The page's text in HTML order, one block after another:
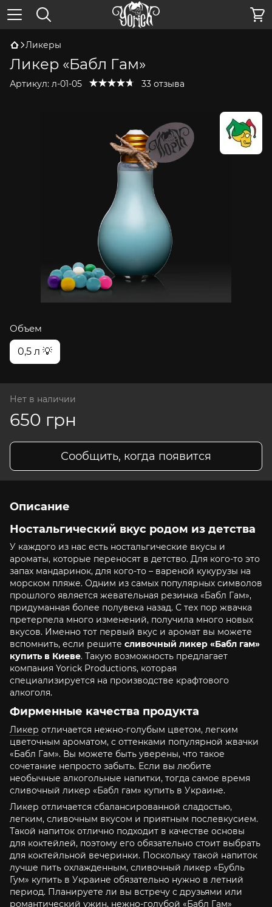
Ликеры
Ликер «Бабл Гам»
Артикул: л-01-05 33 отзыва
Объем
0,5 л 💡
Нет в наличии
650 грн
Сообщить, когда появится
Описание
Ностальгический вкус родом из детства
У каждого из нас есть ностальгические вкусы и
ароматы, которые переносят в детство. Для кого-то это
запах мандаринок, для кого-то – вареной кукурузы на
морском пляже. Одним из самых популярных символов
прошлого является жевательная резинка «Бабл Гам»,
придуманная более полувека назад. С тех пор жвачка
претерпела много изменений, получила много новых
вкусов. Именно тот первый вкус и аромат вы можете
вспомнить, если решите сливочный ликер «Бабл гам»
купить в Киеве. Такую возможность предлагает
компания Yorick Productions, которая
специализируется на производстве крафтового
алкоголя.
Фирменные качества продукта
Ликер отличается нежно-голубым цветом, легким
цветочным ароматом, с оттенками популярной жвачки
«Бабл Гам». Вы можете быть уверены, что такое
сочетание непросто забыть. Если вы любите
необычные алкогольные напитки, тогда самое время
сливочный ликер «Бабл гам» купить в Украине.
Ликер отличается сбалансированной сладостью,
легким, сливочным вкусом и приятным послевкусием.
Такой напиток отлично подходит в качестве основы
для коктейлей, поэтому его обязательно стоит выбрать
для коктейльной вечеринки. Поскольку такой напиток
лучше пить охлажденным, сливочный ликер «Бубль
Гум» купить в Украине обязательно нужно в летний
период. Планируете ли вы встречу с друзьями или
романтический ужин, нежно-голубой «Бабл Гам»